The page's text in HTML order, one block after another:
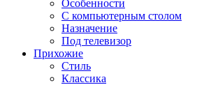
Особенности
С компьютерным столом
Назначение
Под телевизор
Прихожие
Стиль
Классика